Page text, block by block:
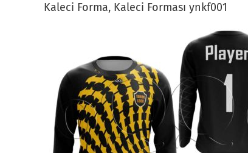
Kaleci Forma, Kaleci Forması ynkf001